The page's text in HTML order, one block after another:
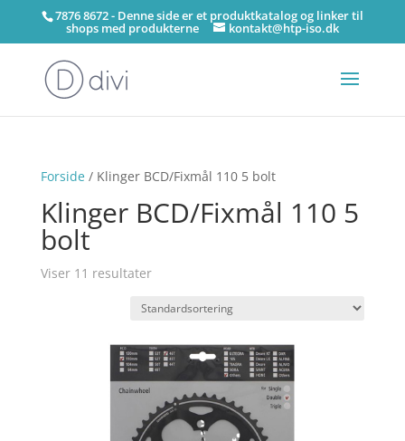
7876 8672 - Denne side er et produktkatalog og linker til
shops med produkterne kontakt@htp-iso.dk
Forside/ Klinger BCD/Fixmål 110 5 bolt
Klinger BCD/Fixmål 110 5
bolt
Viser 11 resultater